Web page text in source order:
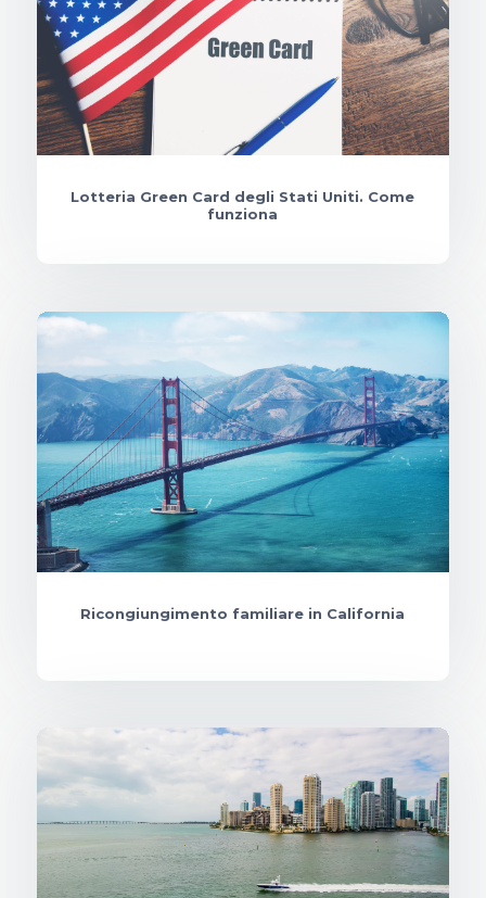
Lotteria Green Card degli Stati Uniti. Come
funziona
Ricongiungimento familiare in California